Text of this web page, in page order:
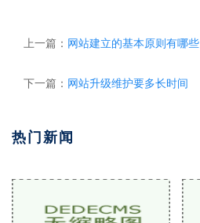
上一篇： 网站建立的基本原则有哪些
下一篇： 网站升级维护要多长时间
热门新闻